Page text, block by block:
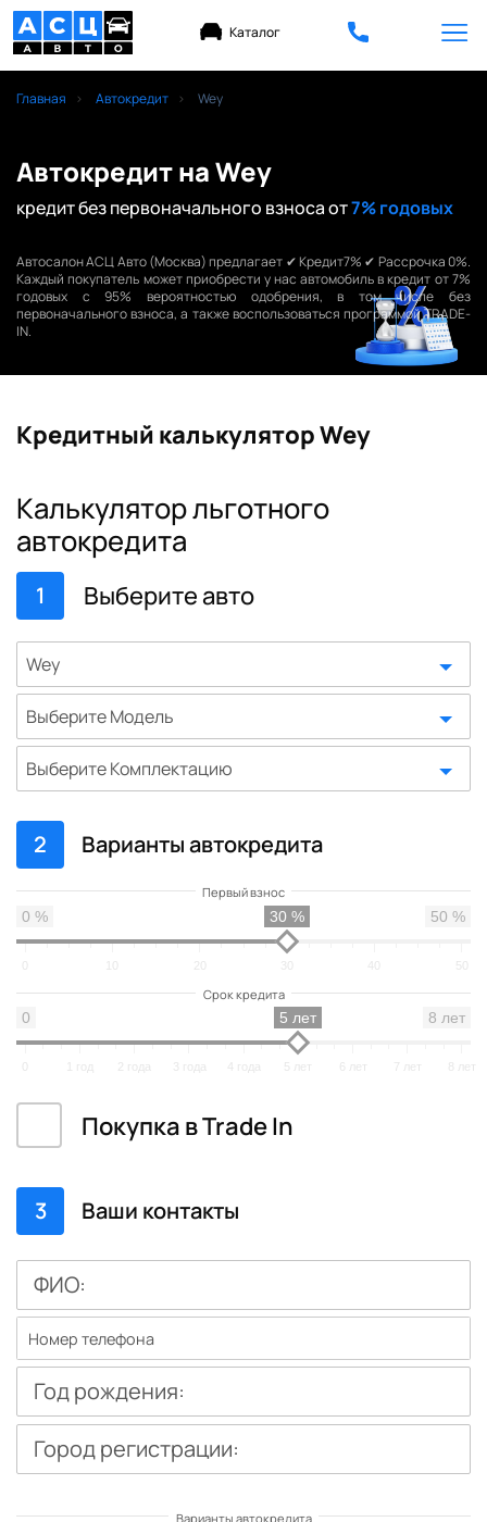
Каталог
Главная Автокредит Wey
Автокредит на Wey
кредит без первоначального взноса от7% годовых
Автосалон АСЦ Авто (Москва) предлагает ✔ Кредит7% ✔ Рассрочка 0%.
Каждый покупатель может приобрести у нас автомобиль в кредит от 7%
годовых с 95% вероятностью одобрения, в том числе без
первоначального взноса, а также воспользоваться программой TRADE-
IN.
Кредитный калькулятор Wey
Калькулятор льготного
автокредита
1 Выберите авто
Wey
Выберите Модель
Выберите Комплектацию
2 Варианты автокредита
0 % 50 %
30 %
30 40 50
0 8 лет
5 лет
1 год 2 года 3 года 4 года 5 лет 6 лет 7 лет 8 лет
Покупка в Trade In
3 Ваши контакты
ФИО:
Год рождения:
Город регистрации: